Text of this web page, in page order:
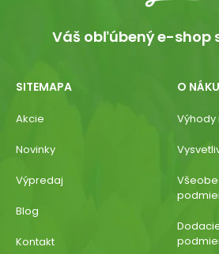
Váš obľúbený e-shop
SITEMAPA
Akcie
Novinky
Výpredaj
Blog
Kontakt
O
Výhody